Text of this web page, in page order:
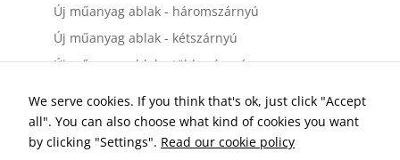
Új műanyag ablak - háromszárnyú
Új műanyag ablak - kétszárnyú
Új műanyag ablak - többszárnyú
Új műanyag bejárati ajtó - egyszárnyú
Új műanyag bejárati ajtó - kétszárnyú
We serve cookies. If you think that's ok, just click "Accept
all". You can also choose what kind of cookies you want
by clicking "Settings". Read our cookie policy